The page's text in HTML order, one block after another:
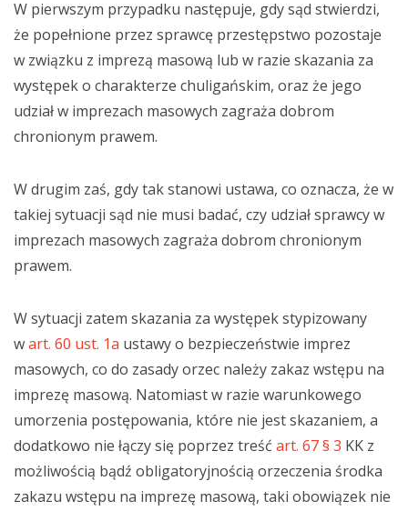
W pierwszym przypadku następuje, gdy sąd stwierdzi,
że popełnione przez sprawcę przestępstwo pozostaje
w związku z imprezą masową lub w razie skazania za
występek o charakterze chuligańskim, oraz że jego
udział w imprezach masowych zagraża dobrom
chronionym prawem.
W drugim zaś, gdy tak stanowi ustawa, co oznacza, że w
takiej sytuacji sąd nie musi badać, czy udział sprawcy w
imprezach masowych zagraża dobrom chronionym
prawem.
W sytuacji zatem skazania za występek stypizowany
wart. 60 ust. 1a ustawy o bezpieczeństwie imprez
masowych, co do zasady orzec należy zakaz wstępu na
imprezę masową. Natomiast w razie warunkowego
umorzenia postępowania, które nie jest skazaniem, a
dodatkowo nie łączy się poprzez treść art. 67 § 3 KK z
możliwością bądź obligatoryjnością orzeczenia środka
zakazu wstępu na imprezę masową, taki obowiązek nie